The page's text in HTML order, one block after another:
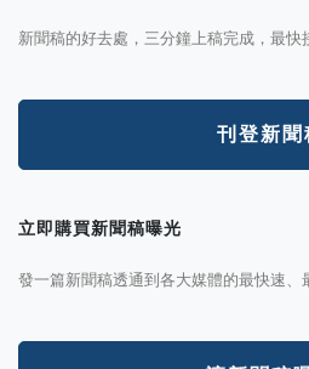
新聞稿的好去處，三分鐘上稿完成，最快
刊登新聞
立即購買新聞稿曝光
發一篇新聞稿透通到各大媒體的最快速、